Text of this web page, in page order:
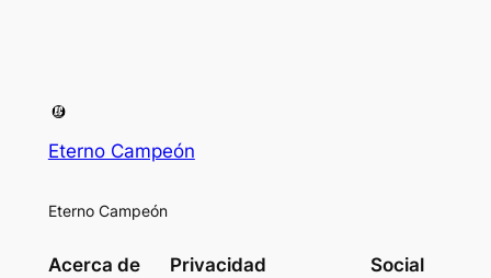
Eterno Campeón
Eterno Campeón
Acerca de Privacidad Social